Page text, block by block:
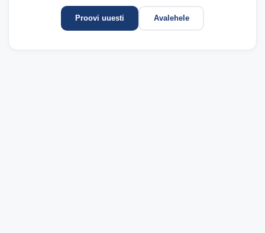
Proovi uuesti Avalehele